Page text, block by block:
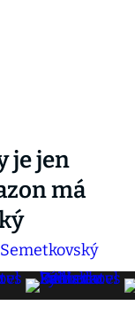
je jen
má